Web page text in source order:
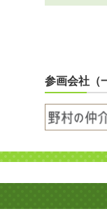
参画会社（